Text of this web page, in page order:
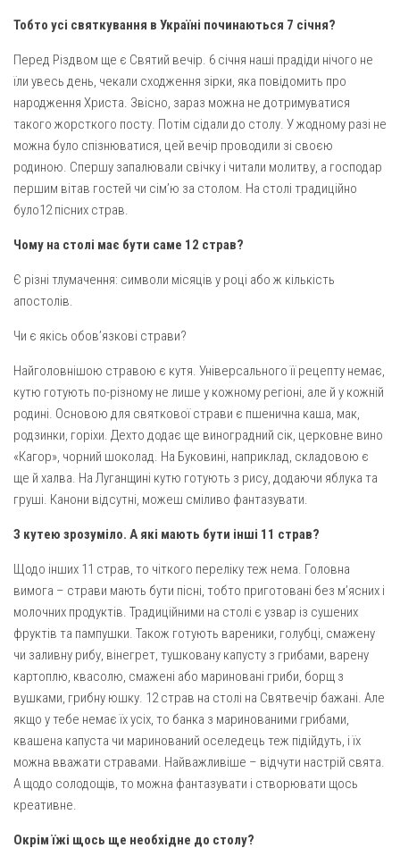
Оголошення
Трансляції
Тобто усі святкування в Україні починаються 7 січня?
Перед Різдвом ще є Святий вечір. 6 січня наші прадіди нічого не
їли увесь день, чекали сходження зірки, яка повідомить про
народження Христа. Звісно, зараз можна не дотримуватися
такого жорсткого посту. Потім сідали до столу. У жодному разі не
можна було спізнюватися, цей вечір проводили зі своєю
родиною. Спершу запалювали свічку і читали молитву, а господар
першим вітав гостей чи сім’ю за столом. На столі традиційно
було12 пісних страв.
Чому на столі має бути саме 12 страв?
Є різні тлумачення: символи місяців у році або ж кількість
апостолів.
Чи є якісь обов’язкові страви?
Найголовнішою стравою є кутя. Універсального її рецепту немає,
кутю готують по-різному не лише у кожному регіоні, але й у кожній
родині. Основою для святкової страви є пшенична каша, мак,
родзинки, горіхи. Дехто додає ще виноградний сік, церковне вино
«Кагор», чорний шоколад. На Буковині, наприклад, складовою є
ще й халва. На Луганщині кутю готують з рису, додаючи яблука та
груші. Канони відсутні, можеш сміливо фантазувати.
З кутею зрозуміло. А які мають бути інші 11 страв?
Щодо інших 11 страв, то чіткого переліку теж нема. Головна
вимога – страви мають бути пісні, тобто приготовані без м’ясних і
молочних продуктів. Традиційними на столі є узвар із сушених
фруктів та пампушки. Також готують вареники, голубці, смажену
чи заливну рибу, вінегрет, тушковану капусту з грибами, варену
картоплю, квасолю, смажені або мариновані гриби, борщ з
вушками, грибну юшку. 12 страв на столі на Святвечір бажані. Але
якщо у тебе немає їх усіх, то банка з маринованими грибами,
квашена капуста чи маринований оселедець теж підійдуть, і їх
можна вважати стравами. Найважливіше – відчути настрій свята.
А щодо солодощів, то можна фантазувати і створювати щось
креативне.
Окрім їжі щось ще необхідне до столу?